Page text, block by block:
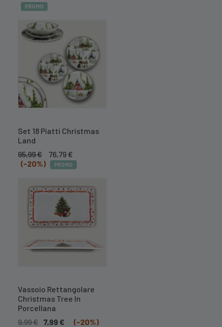
PROMO
DISPONIBILE
Set 18 Piatti Christmas
Land
95,99€
Il
prezzo
originale
95,99 €.
76,79€
76,79 €.
(-20%) PROMO
DISPONIBILE
Vassoio Rettangolare
Christmas Tree In
Porcellana
9,99€ 7,99 € (-20%)